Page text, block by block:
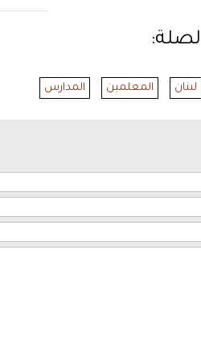
لبنان المعلمين المدارس